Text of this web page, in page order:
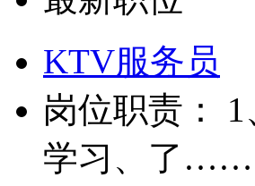
KTV服务员
岗位职责：
学习、了……